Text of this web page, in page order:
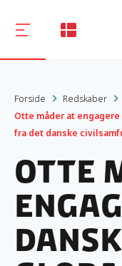
Forside
Redskaber
Otte måder at
fra det danske
Otte